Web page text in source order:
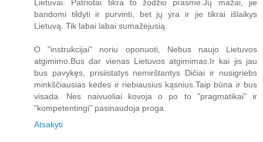
Lietuvai. Patriotai tikra to žodžio prasme.Jų mažai, jie
bandomi tildyti ir purvinti, bet jų yra ir jie tikrai išlaikys
Lietuvą. Tik labai labai sumažėjusią.
O "instrukcijai" noriu oponuoti, Nebus naujo Lietuvos
atgimimo.Bus dar vienas Lietuvos atgimimas.Ir kai jis jau
bus pavykęs, prisiistatys nemirštantys Dičiai ir nusigriebs
minkščiausias kėdes ir riebiausius kąsnius.Taip būna ir bus
visada. Nes naivuoliai kovoja o po to "pragmatikai" ir
"kompetentingi" pasinaudoja proga
Atsakyti